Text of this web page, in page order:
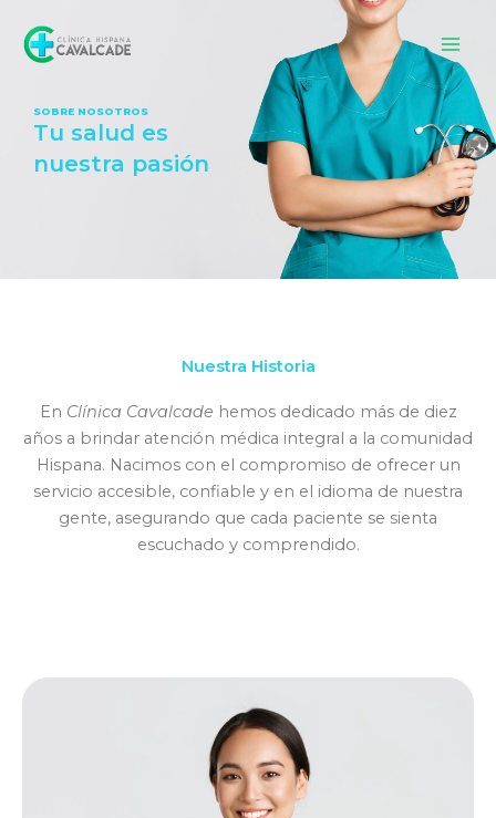
content
SOBRE NOSOTROS
Tu salud es
nuestra pasión
Nuestra Historia
En Clínica Cavalcade hemos dedicado más de diez
años a brindar atención médica integral a la comunidad
Hispana. Nacimos con el compromiso de ofrecer un
servicio accesible, confiable y en el idioma de nuestra
gente, asegurando que cada paciente se sienta
escuchado y comprendido.